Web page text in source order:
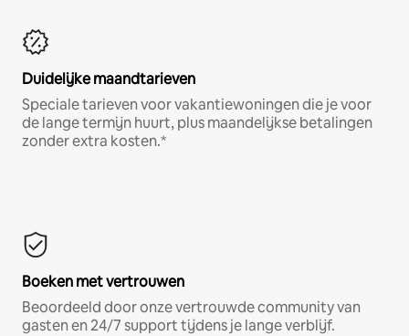
Duidelijke maandtarieven
Speciale tarieven voor vakantiewoningen die je voor
de lange termijn huurt, plus maandelijkse betalingen
zonder extra kosten.*
Boeken met vertrouwen
Beoordeeld door onze vertrouwde community van
gasten en 24/7 support tijdens je lange verblijf.